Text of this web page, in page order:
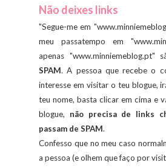
Não deixes links
"Segue-me em
meu passatempo em
apenas "www.minniemeblog.pt"
SPAM. A pessoa que recebe o
interesse em visitar o teu blogue,
teu nome, basta clicar em cima e
blogue, não precisa de links
passam de SPAM.
Confesso que no meu caso
a pessoa (e olhem que faço por